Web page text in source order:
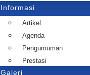
Informasi
Artikel
Agenda
Pengumuman
Prestasi
Galeri